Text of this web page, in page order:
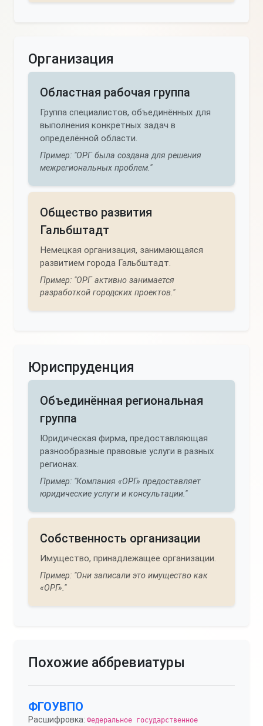
Организация
Областная рабочая группа
Группа специалистов, объединённых для
выполнения конкретных задач в
определённой области.
Пример: "ОРГ была создана для решения
межрегиональных проблем."
Общество развития
Гальбштадт
Немецкая организация, занимающаяся
развитием города Гальбштадт.
Пример: "ОРГ активно занимается
разработкой городских проектов."
Юриспруденция
Объединённая региональная
группа
Юридическая фирма, предоставляющая
разнообразные правовые услуги в разных
регионах.
Пример: "Компания «ОРГ» предоставляет
юридические услуги и консультации."
Собственность организации
Имущество, принадлежащее организации.
Пример: "Они записали это имущество как
«ОРГ»."
Похожие аббревиатуры
ФГОУВПО
Расшифровка: Федеральное государственное